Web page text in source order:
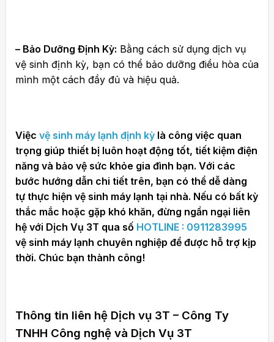
– Bảo Dưỡng Định Kỳ: Bằng cách sử dụng dịch vụ
vệ sinh định kỳ, bạn có thể bảo dưỡng điều hòa của
mình một cách đầy đủ và hiệu quả.
Việc vệ sinh máy lạnh định kỳlà công việc quan
trọng giúp thiết bị luôn hoạt động tốt, tiết kiệm điện
năng và bảo vệ sức khỏe gia đình bạn. Với các
bước hướng dẫn chi tiết trên, bạn có thể dễ dàng
tự thực hiện vệ sinh máy lạnh tại nhà. Nếu có bất kỳ
thắc mắc hoặc gặp khó khăn, đừng ngần ngại liên
hệ với Dịch Vụ 3T qua số HOTLINE : 0911283995
vệ sinh máy lạnh chuyên nghiệp để được hỗ trợ kịp
thời. Chúc bạn thành công!
Thông tin liên hệ Dịch vụ 3T – Công Ty
TNHH Công nghệ và Dịch Vụ 3T